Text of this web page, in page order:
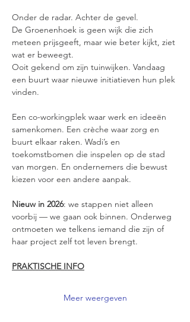
Onder de radar. Achter de gevel.
De Groenenhoek is geen wijk die zich
meteen prijsgeeft, maar wie beter kijkt, ziet
wat er beweegt.
Ooit gekend om zijn tuinwijken. Vandaag
een buurt waar nieuwe initiatieven hun plek
vinden.
Een co-workingplek waar werk en ideeën
samenkomen. Een crèche waar zorg en
buurt elkaar raken. Wadi’s en
toekomstbomen die inspelen op de stad
van morgen. En ondernemers die bewust
kiezen voor een andere aanpak.
Nieuw in 2026: we stappen niet alleen
voorbij — we gaan ook binnen. Onderweg
ontmoeten we telkens iemand die zijn of
haar project zelf tot leven brengt.
PRAKTISCHE INFO
Meer weergeven